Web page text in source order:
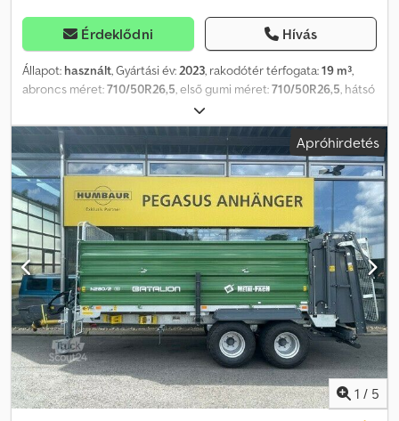
Érdeklődni Hívás
Állapot: használt, Gyártási év:2023, rakodótér térfogata:19 m³,
abroncs méret:710/50R26,5, első gumi méret:710/50R26,5, hátsó
710/50R26,5, maximális sebesség:
Felszereltség:sűrített levegős fék, Gumiabroncsok (elöl):
710/50R26,5, Gumiabroncsok (hátul): 710/50R26,5, Széles
szóróberendezés, tolózár, tandem tengely _____ Üzemóra: 92
Hektár: 92 - Bergmann Universal trágyaszóró TSW 6240 S - 40
km/h - 2 hengeres szórómű kardántengely meghajtással - Spread
(szabadalmaztatott széles szóróberendezés) - megengedett
össztömeg: 24.000 kg - Tandem tengely 710/50 R26,5 BKT 630 - 2
vezetékes légfékrendszer (DLB) - hidraulikusan zárható utánfutó
kormányzott tengely - hidraulikus futómű - nyomtáv: 2.100 mm -
rakodótérfogat: 19 m³ - plató belső méretek: 6900 x 2050 x 1320
mm - hidraulikus hajtású szállítópadló - mindkét oldalon 2
homlokkerék-hajtómű + olajmotorok fokozatmentesen
szabályozhatók - ISOBUS kényelmi vezérlés terminál nélkül - Task
Controller Client engedélyezés - Load Sensing rendszer - 2
darálótengely csavarozott fogakkal - darálómű hidraulikus
tolózárral - hidraulikusan nyitható darálófedél - tárcsás
Apróhirdetés
1 / 5